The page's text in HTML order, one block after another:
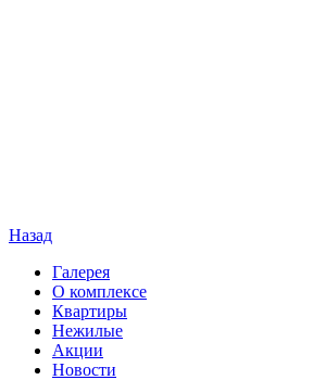
Назад
Галерея
О комплексе
Квартиры
Нежилые
Акции
Новости